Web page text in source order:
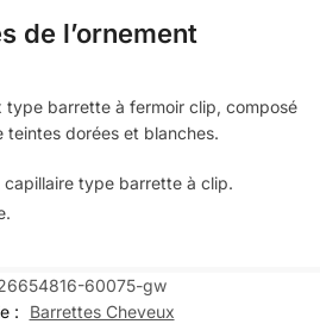
de l’ornement
type barrette à fermoir clip, composé
teintes dorées et blanches.
capillaire type barrette à clip.
60075-gw
:
Barrettes Cheveux